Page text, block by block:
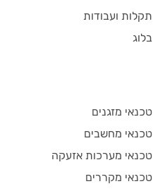
תקלות ועבודות
בלוג
טכנאי מזגנים
טכנאי מחשבים
טכנאי מערכות אזעקה
טכנאי מקררים